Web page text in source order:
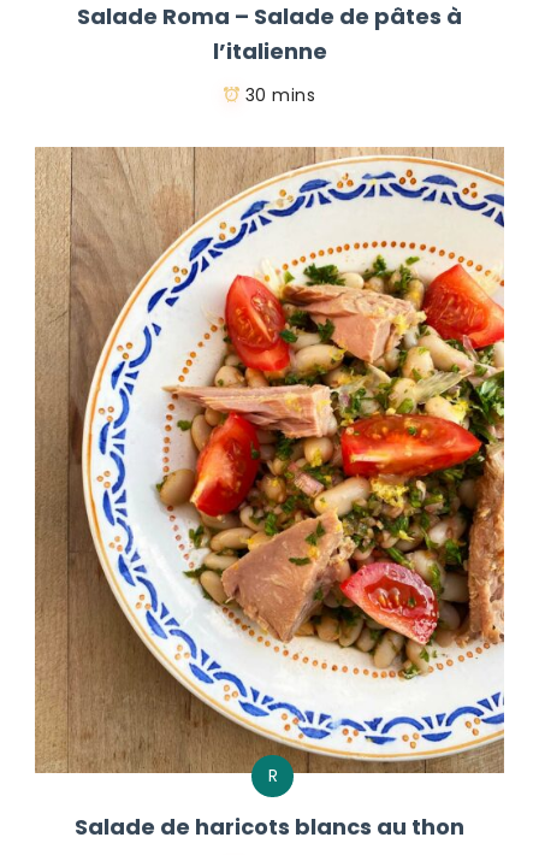
Salade Roma – Salade de pâtes à
l’italienne
30 mins
R
Salade de haricots blancs au thon